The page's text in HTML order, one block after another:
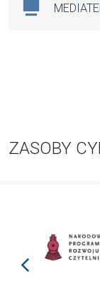
ZASOBY
prev